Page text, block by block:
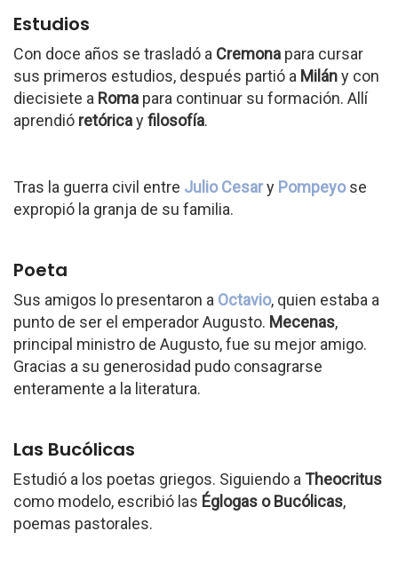
Estudios
Con doce años se trasladó a Cremona para cursar
sus primeros estudios, después partió a Milány con
diecisiete a Roma para continuar su formación. Allí
aprendió retóricayfilosofía.
Tras la guerra civil entre Julio Cesary Pompeyose
expropió la granja de su familia.
Poeta
Sus amigos lo presentaron a Octavio, quien estaba a
punto de ser el emperador Augusto. Mecenas,
principal ministro de Augusto, fue su mejor amigo.
Gracias a su generosidad pudo consagrarse
enteramente a la literatura.
Las Bucólicas
Estudió a los poetas griegos. Siguiendo a Theocritus
como modelo, escribió las Églogas o Bucólicas,
poemas pastorales.